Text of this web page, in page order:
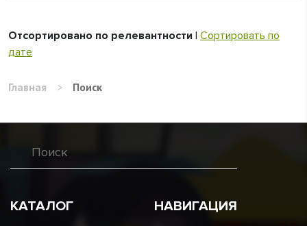
Отсортировано по релевантности | Сортировать по
дате
Главная > Поиск
КАТАЛОГ НАВИГАЦИЯ